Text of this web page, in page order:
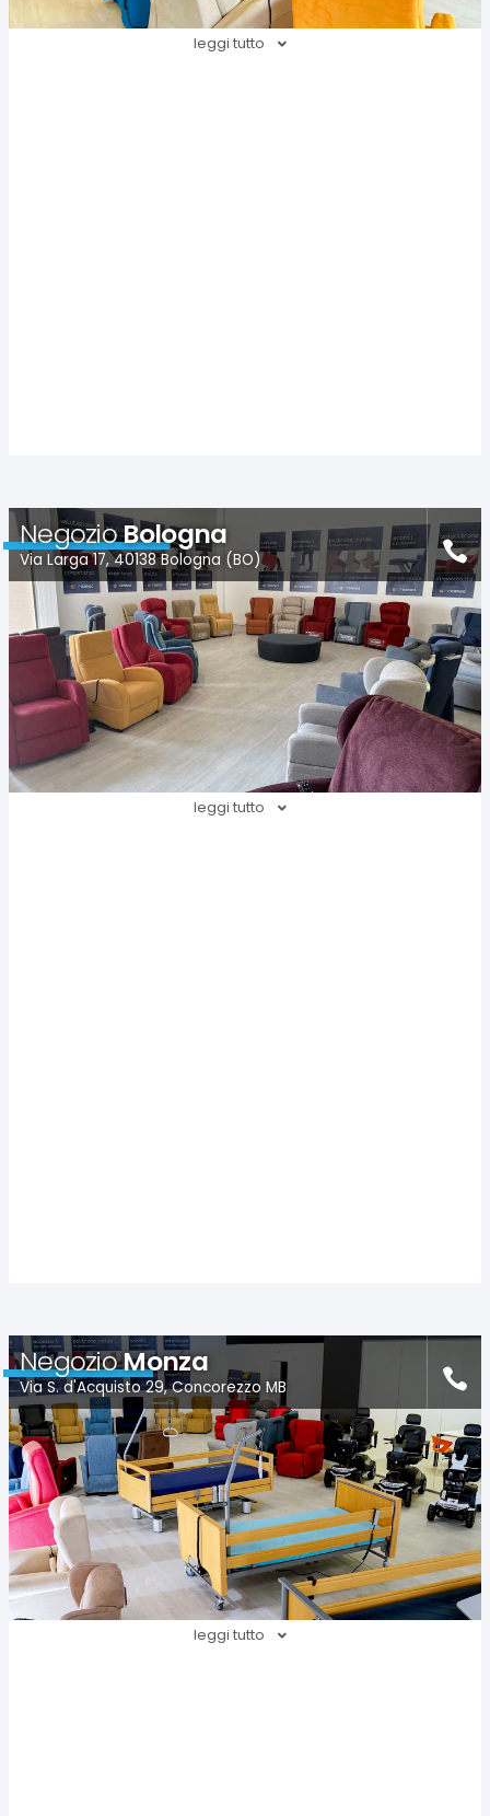
leggi tutto
NegozioBologna
Via Larga 17, 40138 Bologna (BO)
leggi tutto
NegozioMonza
Via S. d'Acquisto 29, Concorezzo MB
leggi tutto